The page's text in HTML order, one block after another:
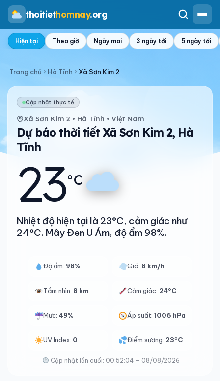
thoitiethomnay.org
Hiện tại Theo giờ Ngày mai 3 ngày tới 5 ngày tới
Trang chủ Hà Tĩnh Xã Sơn Kim 2
Cập nhật thực tế
Xã Sơn Kim 2 • Hà Tĩnh • Việt Nam
Dự báo thời tiết Xã Sơn Kim 2, Hà
Tĩnh
23°C
Nhiệt độ hiện tại là 23°C, cảm giác như
24°C. Mây Đen U Ám, độ ẩm 98%.
Độ ẩm: 98% Gió: 8 km/h
Tầm nhìn: 8 km Cảm giác: 24°C
Mưa: 49% Áp suất:1006 hPa
UV Index: 0 Điểm sương: 23°C
Cập nhật lần cuối: 00:52:04 — 08/08/2026